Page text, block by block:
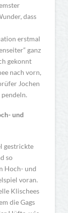
dass
erstmal
ganz
gekonnt
nach vorn,
Jochen
und
gestrickte
so
Hoch- und
voran.
Klischees
die Gags